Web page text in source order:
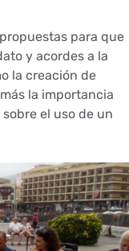
para que
y acordes a la
la creación de
la importancia
el uso de un